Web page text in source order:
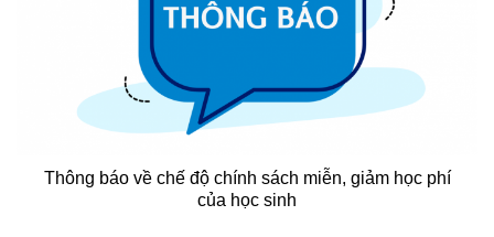
Thông báo về chế độ chính sách miễn, giảm học phí
của học sinh